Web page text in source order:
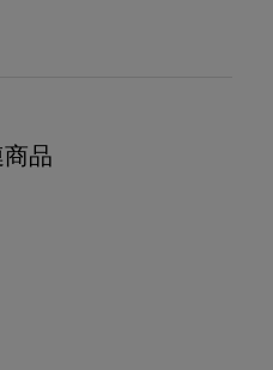
品